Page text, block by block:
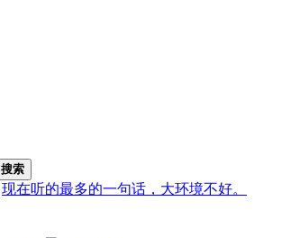
搜索
现在听的最多的一句话，大环境不好。